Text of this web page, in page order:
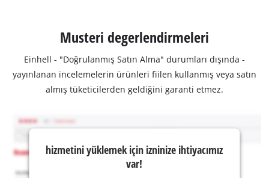
Musteri degerlendirmeleri
Einhell - "Doğrulanmış Satın Alma" durumları dışında -
yayınlanan incelemelerin ürünleri fiilen kullanmış veya satın
almış tüketicilerden geldiğini garanti etmez.
hizmetini yüklemek için izninize ihtiyacımız
var!